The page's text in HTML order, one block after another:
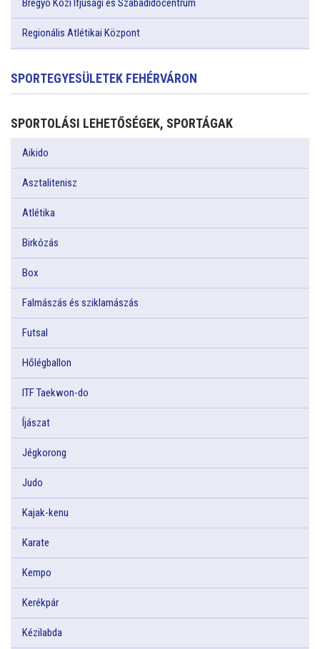
Bregyó Közi Ifjúsági és Szabadidőcentrum
Regionális Atlétikai Központ
SPORTEGYESÜLETEK FEHÉRVÁRON
SPORTOLÁSI LEHETŐSÉGEK, SPORTÁGAK
Aikido
Asztalitenisz
Atlétika
Birkózás
Box
Falmászás és sziklamászás
Futsal
Hőlégballon
ITF Taekwon-do
Íjászat
Jégkorong
Judo
Kajak-kenu
Karate
Kempo
Kerékpár
Kézilabda